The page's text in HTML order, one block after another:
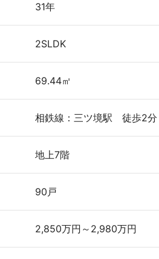
31年
2SLDK
69.44㎡
相鉄線：三ツ境駅 徒歩2分
地上7階
90戸
2,850万円～2,980万円